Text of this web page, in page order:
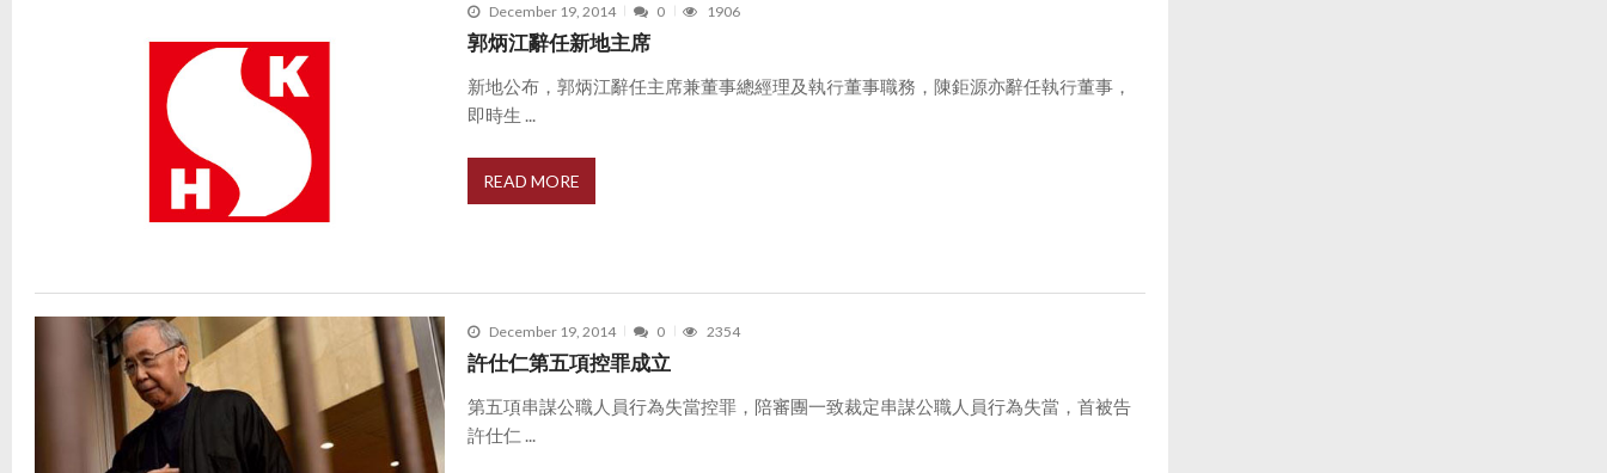
December 19, 2014 0 1906
郭炳江辭任新地主席
新地公布，郭炳江辭任主席兼董事總經理及執行董事職務，陳鉅源亦辭任執行董事，
即時生 ...
READ MORE
December 19, 2014 0 2354
許仕仁第五項控罪成立
第五項串謀公職人員行為失當控罪，陪審團一致裁定串謀公職人員行為失當，首被告
許仕仁 ...